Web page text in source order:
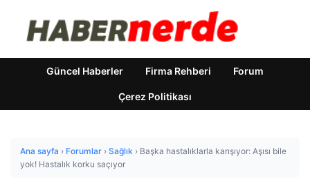
Güncel Haberler Firma Rehberi Forum
Çerez Politikası
Ana sayfa › Forumlar › Sağlık › Başka hastalıklarla karışıyor: Aşısı bile
yok! Hastalık korku saçıyor